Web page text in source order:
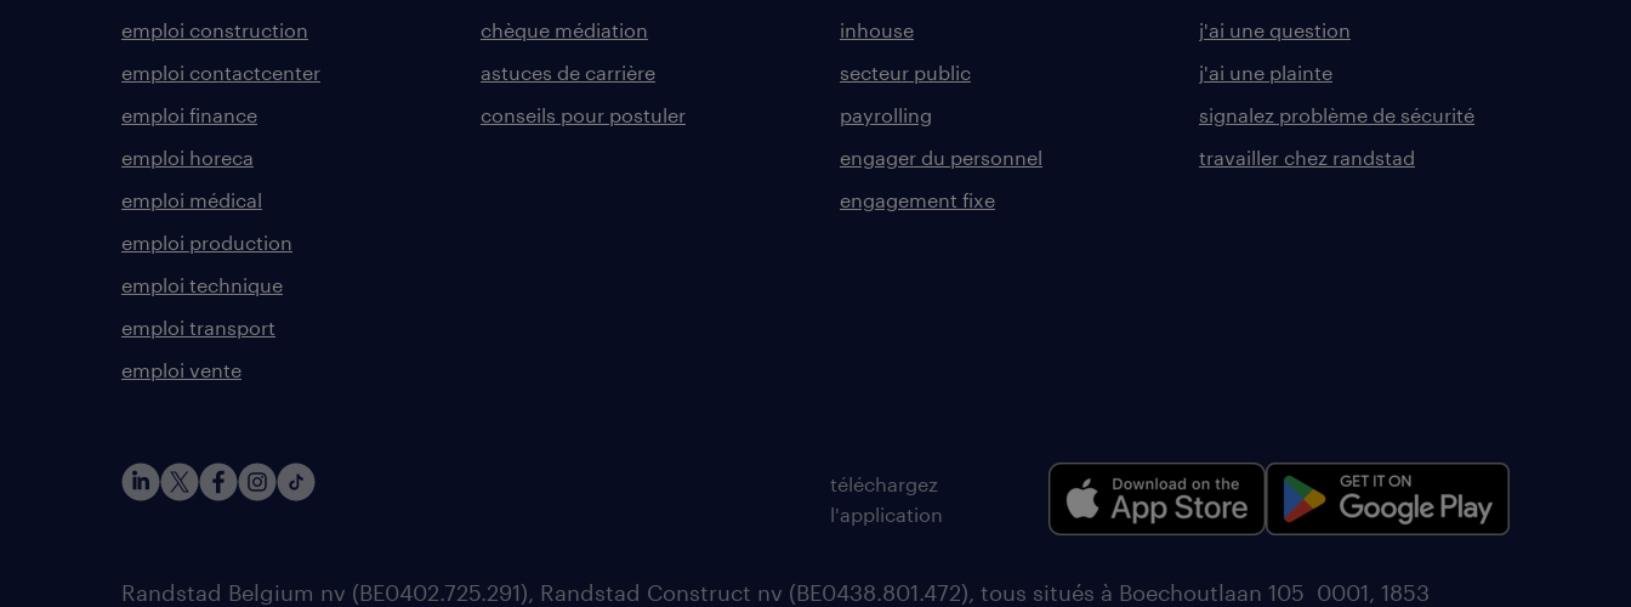
emploi construction
emploi contactcenter
emploi finance
emploi horeca
emploi médical
emploi production
emploi technique
emploi transport
emploi vente
chèque médiation
astuces de carrière
conseils pour postuler
inhouse
secteur public
payrolling
engager du personnel
engagement fixe
j'ai une question
j'ai une plainte
signalez problème de sécurité
travailler chez randstad
téléchargez
l'application
Randstad Belgium nv (BE0402.725.291), Randstad Construct nv (BE0438.801.472), tous situés à Boechoutlaan 105 0001, 1853